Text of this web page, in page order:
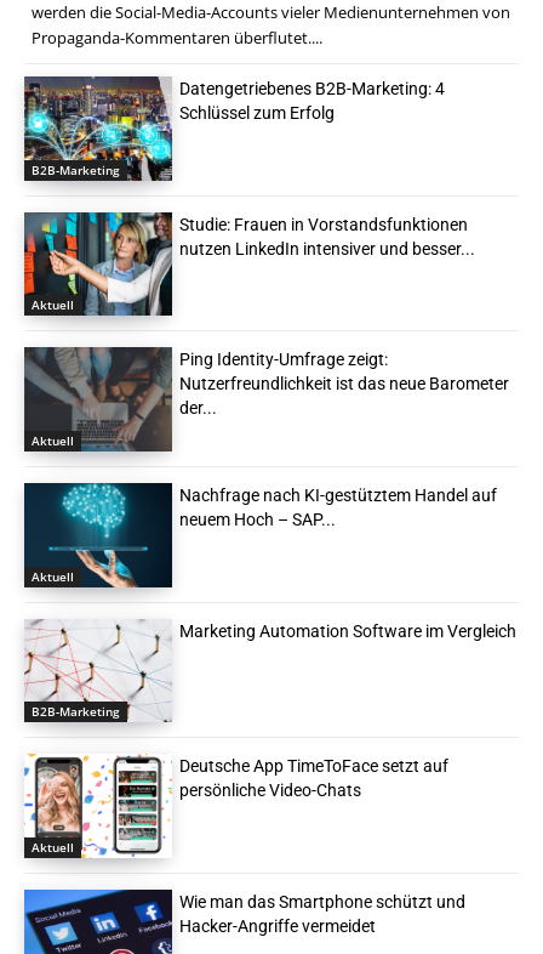
werden die Social-Media-Accounts vieler Medienunternehmen von
Propaganda-Kommentaren überflutet....
B2B-Marketing
Datengetriebenes B2B-Marketing: 4
Schlüssel zum Erfolg
Aktuell
Studie: Frauen in Vorstandsfunktionen
nutzen LinkedIn intensiver und besser...
Aktuell
Ping Identity-Umfrage zeigt:
Nutzerfreundlichkeit ist das neue Barometer
der...
Aktuell
Nachfrage nach KI-gestütztem Handel auf
neuem Hoch – SAP...
B2B-Marketing
Marketing Automation Software im Vergleich
Aktuell
Deutsche App TimeToFace setzt auf
persönliche Video-Chats
Wie man das Smartphone schützt und
Hacker-Angriffe vermeidet